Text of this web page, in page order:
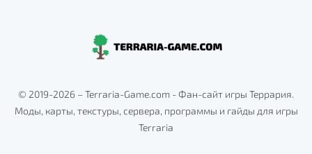
© 2019-2026 – Terraria-Game.com - Фан-сайт игры Террария.
Моды, карты, текстуры, сервера, программы и гайды для игры
Terraria